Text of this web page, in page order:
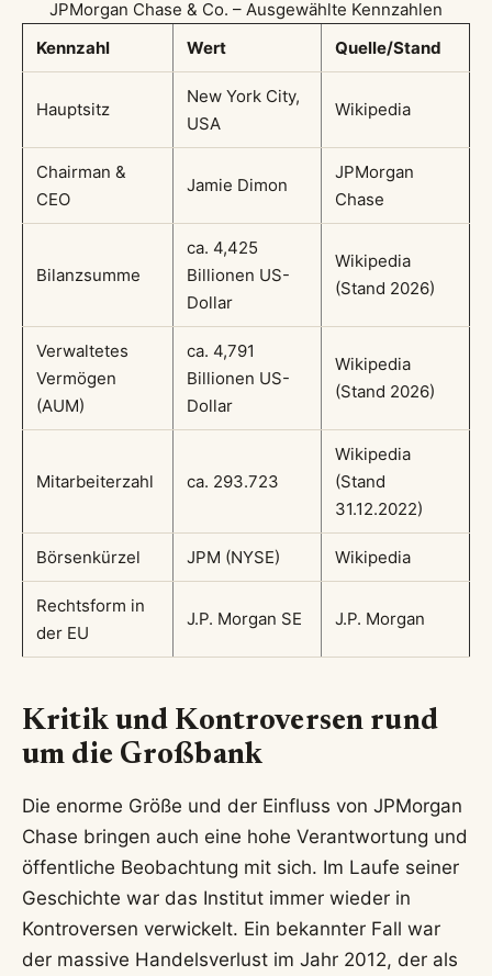
JPMorgan Chase & Co. – Ausgewählte Kennzahlen
Kennzahl
Wert Quelle/Stand
Hauptsitz
New York City,
USA
Wikipedia
Chairman &
CEO
Jamie Dimon
JPMorgan
Chase
Bilanzsumme
ca. 4,425
Billionen US-
Dollar
Wikipedia
(Stand 2026)
Verwaltetes
Vermögen
(AUM)
ca. 4,791
Billionen US-
Dollar
Wikipedia
(Stand 2026)
Mitarbeiterzahl ca. 293.723
Wikipedia
(Stand
31.12.2022)
Börsenkürzel JPM (NYSE) Wikipedia
Rechtsform in
der EU
J.P. Morgan SE J.P. Morgan
Kritik und Kontroversen rund
um die Großbank
Die enorme Größe und der Einfluss von JPMorgan
Chase bringen auch eine hohe Verantwortung und
öffentliche Beobachtung mit sich. Im Laufe seiner
Geschichte war das Institut immer wieder in
Kontroversen verwickelt. Ein bekannter Fall war
der massive Handelsverlust im Jahr 2012, der als